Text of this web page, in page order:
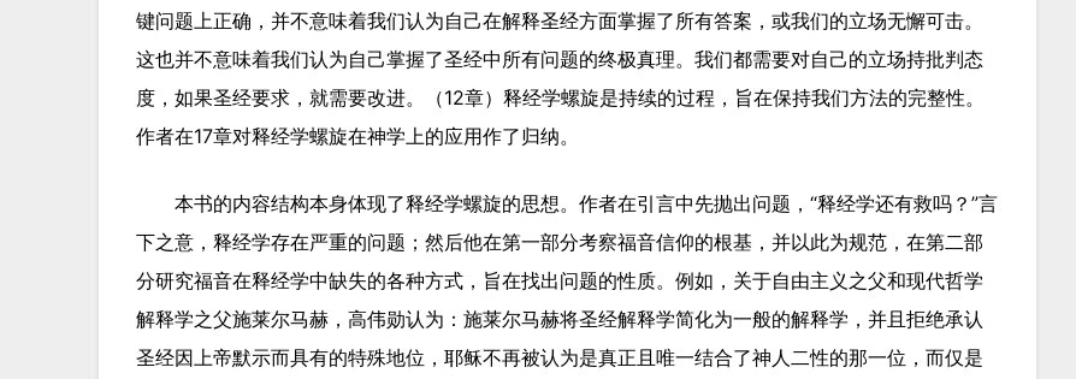
键问题上正确，并不意味着我们认为自己在解释圣经方面掌握了所有答案，或我们的立场无懈可击。
这也并不意味着我们认为自己掌握了圣经中所有问题的终极真理。我们都需要对自己的立场持批判态
度，如果圣经要求，就需要改进。（12章）释经学螺旋是持续的过程，旨在保持我们方法的完整性。
作者在17章对释经学螺旋在神学上的应用作了归纳。
本书的内容结构本身体现了释经学螺旋的思想。作者在引言中先抛出问题，“释经学还有救吗？”言
下之意，释经学存在严重的问题；然后他在第一部分考察福音信仰的根基，并以此为规范，在第二部
分研究福音在释经学中缺失的各种方式，旨在找出问题的性质。例如，关于自由主义之父和现代哲学
解释学之父施莱尔马赫，高伟勋认为：施莱尔马赫将圣经解释学简化为一般的解释学，并且拒绝承认
圣经因上帝默示而具有的特殊地位，耶稣不再被认为是真正且唯一结合了神人二性的那一位，而仅是